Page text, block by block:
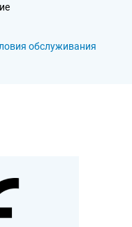
обслуживания